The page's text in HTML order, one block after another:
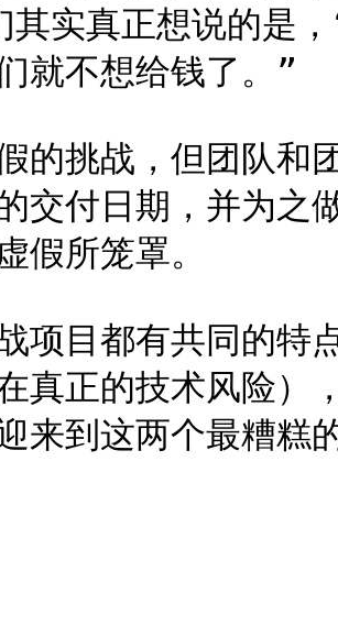
其实真正想说的是
就不想给钱了。”
的挑战，但团队和
交付日期，并为之
假所笼罩。
项目都有共同的特
真正的技术风险）